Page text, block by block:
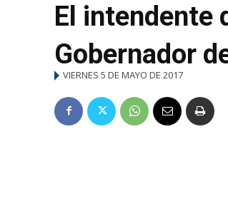
El intendente
Gobernador
VIERNES 5 DE MAYO DE 2017